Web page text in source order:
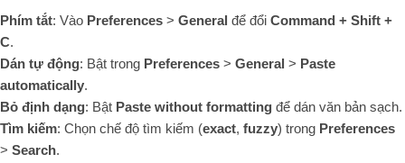
Phím tắt: Vào Preferences > General để đổi Command + Shift +
C.
Dán tự động: Bật trong Preferences > General > Paste
automatically.
Bỏ định dạng: Bật Paste without formatting để dán văn bản sạch.
Tìm kiếm: Chọn chế độ tìm kiếm (exact, fuzzy) trong Preferences
> Search.